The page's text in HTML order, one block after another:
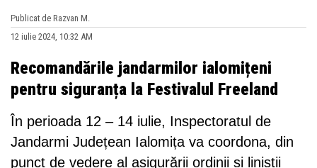
Publicat de Razvan M.
12 iulie 2024, 10:32 AM
Recomandările jandarmilor ialomițeni
pentru siguranța la Festivalul Freeland
În perioada 12 – 14 iulie, Inspectoratul de
Jandarmi Județean Ialomița va coordona, din
punct de vedere al asigurării ordinii și liniștii